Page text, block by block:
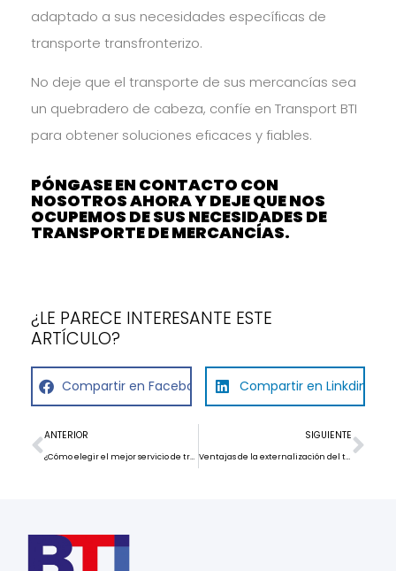
adaptado a sus necesidades específicas de
transporte transfronterizo.
No deje que el transporte de sus mercancías sea
un quebradero de cabeza, confíe en Transport BTI
para obtener soluciones eficaces y fiables.
PÓNGASE EN CONTACTO CON
NOSOTROSAHORA Y DEJE QUE NOS
OCUPEMOS DE SUS NECESIDADES DE
TRANSPORTE DE MERCANCÍAS.
¿LE PARECE INTERESANTE ESTE
ARTÍCULO?
Compartir en Facebook Compartir en Linkdin
ANTERIOR
¿Cómo elegir el mejor servicio de transporte especializado?
SIGUIENTE
Ventajas de la externalización del transporte